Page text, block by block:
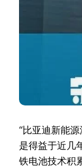
“比亚迪新能
是得益于近几
铁电池技术积